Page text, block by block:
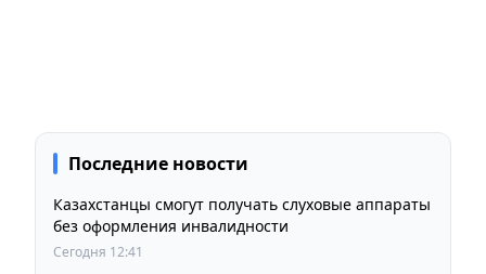
Последние новости
Казахстанцы смогут получать слуховые аппараты
без оформления инвалидности
Сегодня 12:41